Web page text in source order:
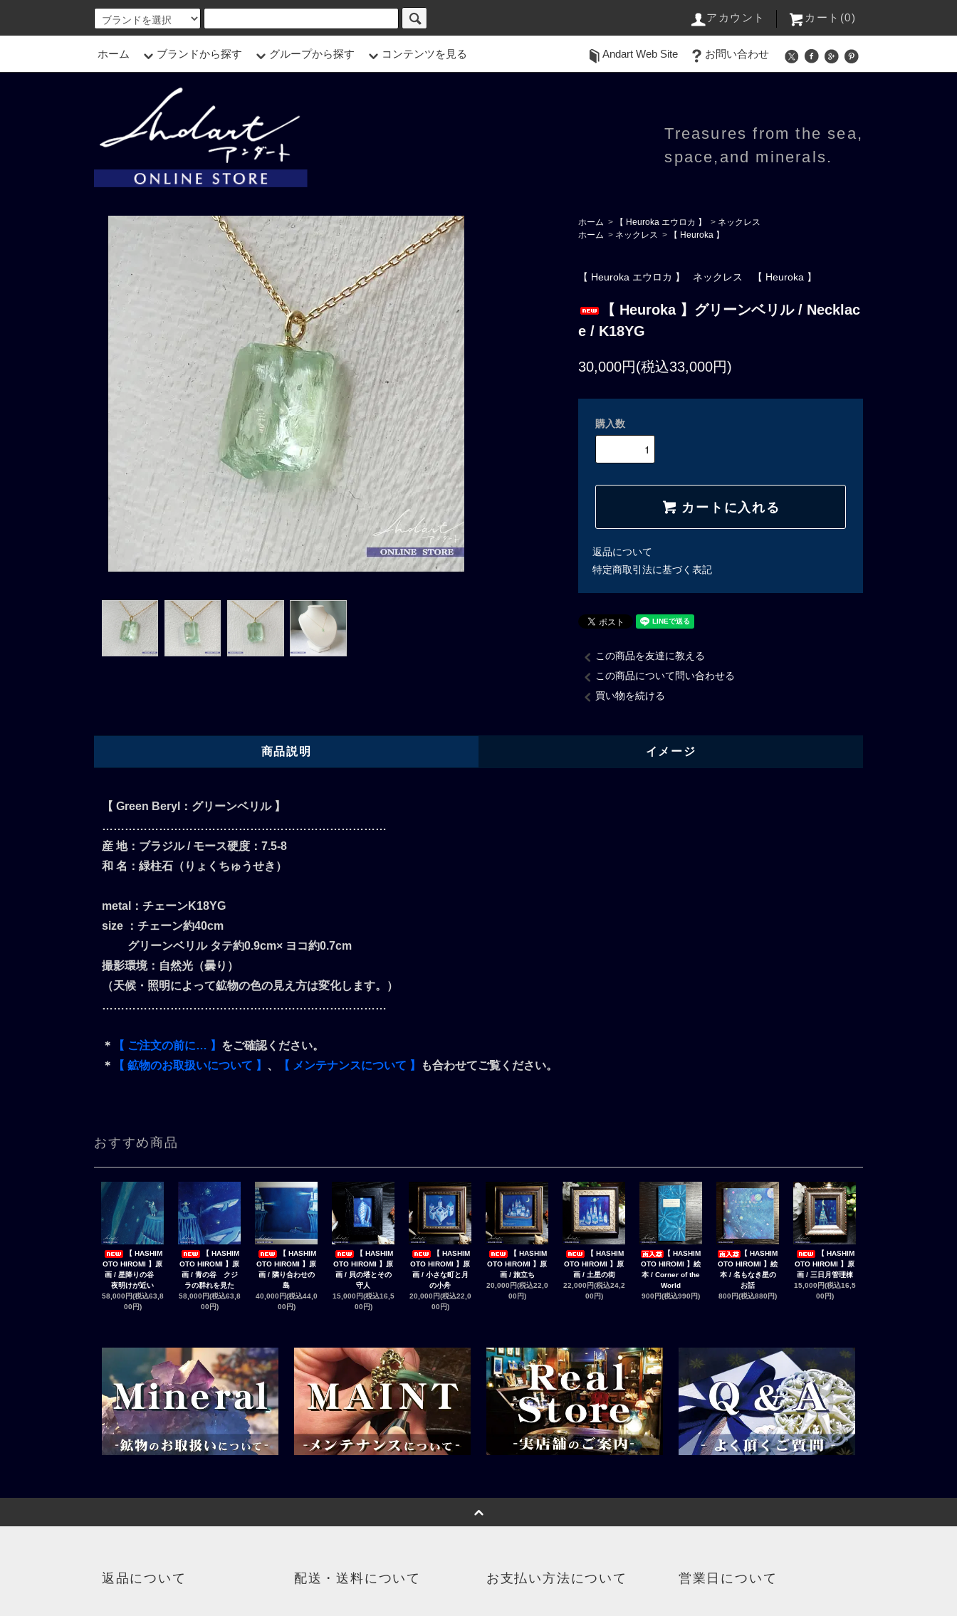
アカウント カート(0)
ホーム ブランドから探す グループから探す コンテンツを見る Andart Web Site お問い合わせ
Treasures from the sea,
space,and minerals.
ホーム > 【 Heuroka エウロカ 】 > ネックレス
ホーム > ネックレス > 【 Heuroka 】
【 Heuroka エウロカ 】 ネックレス 【 Heuroka 】
【 Heuroka 】グリーンベリル / Necklac
e / K18YG
30,000円(税込33,000円)
購入数
カートに入れる
返品について
特定商取引法に基づく表記
この商品を友達に教える
この商品について問い合わせる
買い物を続ける
商品説明 イメージ
【 Green Beryl：グリーンベリル 】
…………………………………………………………………
産 地：ブラジル / モース硬度：7.5-8
和 名：緑柱石（りょくちゅうせき）
metal：チェーンK18YG
size ：チェーン約40cm
グリーンベリル タテ約0.9cm× ヨコ約0.7cm
撮影環境：自然光（曇り）
（天候・照明によって鉱物の色の見え方は変化します。）
…………………………………………………………………
＊ 【 ご注文の前に… 】 をご確認ください。
＊
【 鉱物のお取扱いについて 】 、 【 メンテナンスについて 】 も合わせてご覧ください。
おすすめ商品
【 HASHIM
OTO HIROMI 】原
画 / 星降りの谷
夜明けが近い
58,000円(税込63,8
00円)
【 HASHIM
OTO HIROMI 】原
画 / 青の谷 クジ
ラの群れを見た
58,000円(税込63,8
00円)
【 HASHIM
OTO HIROMI 】原
画 / 隣り合わせの
島
40,000円(税込44,0
00円)
【 HASHIM
OTO HIROMI 】原
画 / 貝の塔とその
守人
15,000円(税込16,5
00円)
【 HASHIM
OTO HIROMI 】原
画 / 小さな町と月
の小舟
20,000円(税込22,0
00円)
【 HASHIM
OTO HIROMI 】原
画 / 旅立ち
20,000円(税込22,0
00円)
【 HASHIM
OTO HIROMI 】原
画 / 土星の街
22,000円(税込24,2
00円)
【 HASHIM
OTO HIROMI 】絵
本 / Corner of the
World
900円(税込990円)
【 HASHIM
OTO HIROMI 】絵
本 / 名もなき星の
お話
800円(税込880円)
【 HASHIM
OTO HIROMI 】原
画 / 三日月管理棟
15,000円(税込16,5
00円)
返品について 配送・送料について お支払い方法について 営業日について